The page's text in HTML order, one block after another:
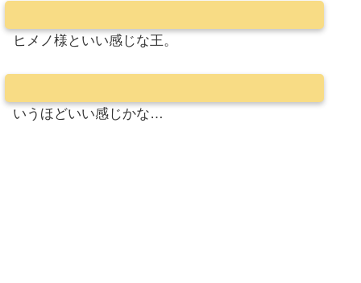
ヒメノ様といい感じな王。
いうほどいい感じかな…